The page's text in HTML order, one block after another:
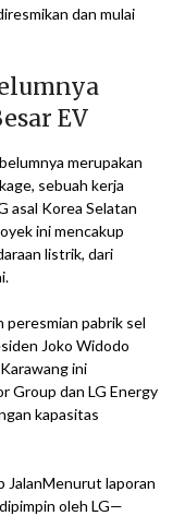
dan mulai
EV
merupakan
sebuah kerja
asal Korea Selatan
ini mencakup
listrik, dari
peresmian pabrik sel
Joko Widodo
ini
Group dan LG Energy
kapasitas
JalanMenurut laporan
oleh LG—